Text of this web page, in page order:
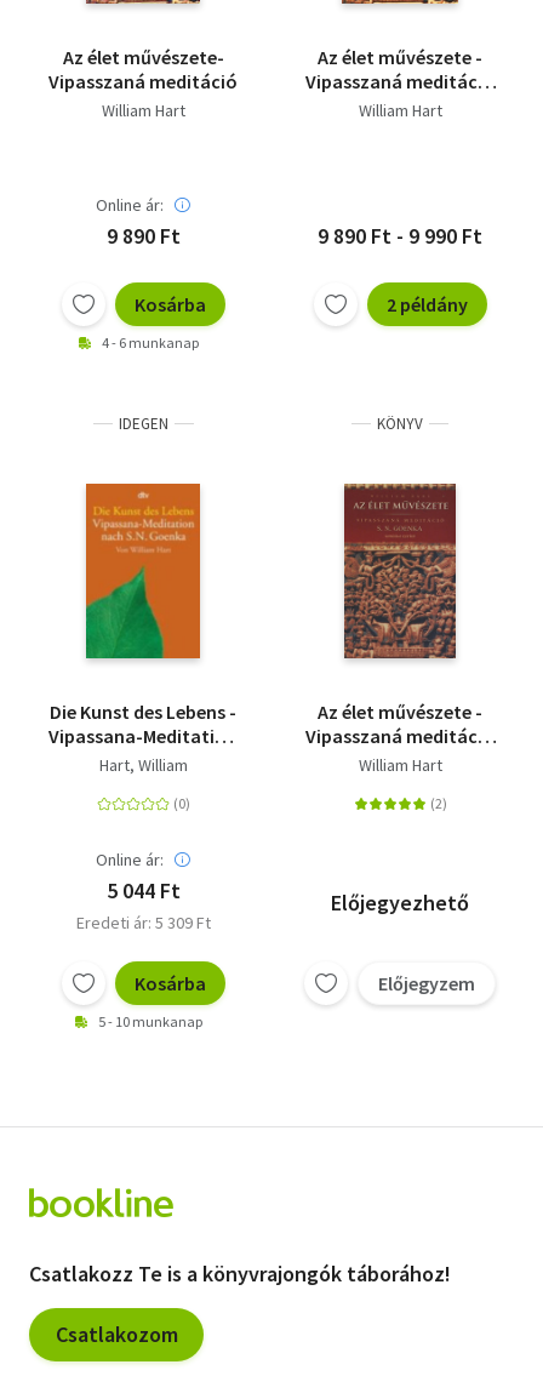
Az élet művészete-
Vipasszaná meditáció
William Hart
Online ár:
9 890 Ft
Kosárba
4 - 6 munkanap
Az élet művészete -
Vipasszaná meditáció
S. N. Goenka tanítása
William Hart
9 890 Ft - 9 990 Ft
2 példány
IDEGEN
Die Kunst des Lebens -
Vipassana-Meditation
nach S. N. Goenka
Hart, William
Online ár:
5 044 Ft
Eredeti ár: 5 309 Ft
Kosárba
5 - 10 munkanap
KÖNYV
Az élet művészete -
Vipasszaná meditáció
S.N. Goenka tanítása
William Hart
Előjegyezhető
Előjegyzem
Csatlakozz Te is a könyvrajongók táborához!
Csatlakozom